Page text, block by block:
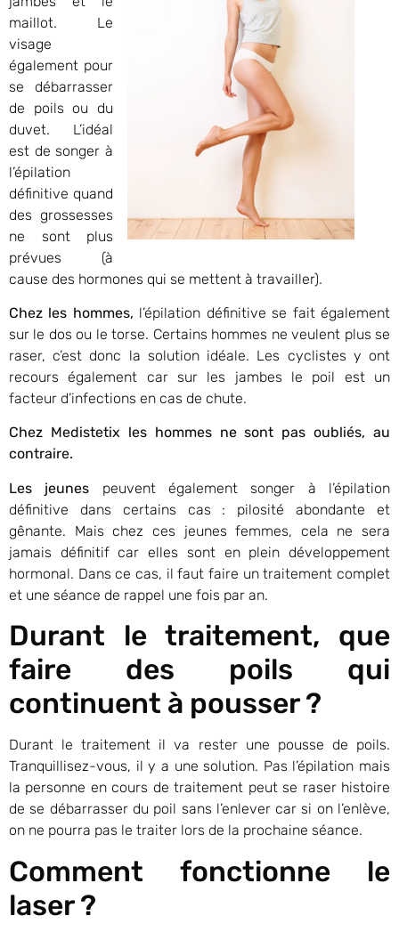
maillot. Le
visage
également pour
se débarrasser
de poils ou du
duvet. L’idéal
est de songer à
l’épilation
définitive quand
des grossesses
ne sont plus
prévues (à
cause des hormones qui se mettent à travailler).
Chez les hommes, l’épilation définitive se fait également
sur le dos ou le torse. Certains hommes ne veulent plus se
raser, c’est donc la solution idéale. Les cyclistes y ont
recours également car sur les jambes le poil est un
facteur d’infections en cas de chute.
Chez Medistetix les hommes ne sont pas oubliés, au
contraire.
Les jeunes peuvent également songer à l’épilation
définitive dans certains cas : pilosité abondante et
gênante. Mais chez ces jeunes femmes, cela ne sera
jamais définitif car elles sont en plein développement
hormonal. Dans ce cas, il faut faire un traitement complet
et une séance de rappel une fois par an.
Durant le traitement, que
faire des poils qui
continuent à pousser ?
Durant le traitement il va rester une pousse de poils.
Tranquillisez-vous, il y a une solution. Pas l’épilation mais
la personne en cours de traitement peut se raser histoire
de se débarrasser du poil sans l’enlever car si on l’enlève,
on ne pourra pas le traiter lors de la prochaine séance.
Comment fonctionne le
laser ?